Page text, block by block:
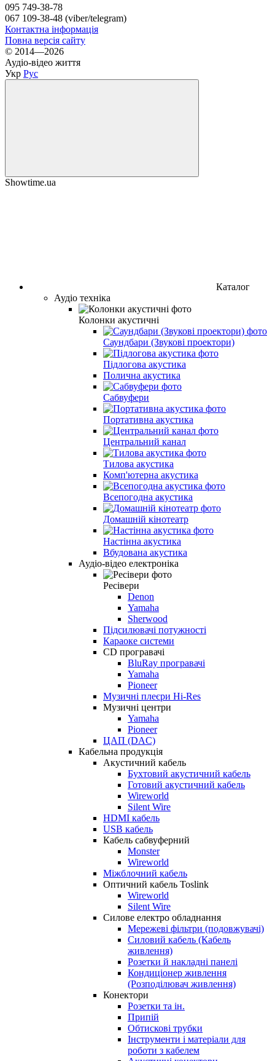
095 749-38-78
067 109-38-48 (viber/telegram)
Контактна інформація
Повна версія сайту
© 2014—2026
Аудіо-відео життя
Укр Рус
Showtime.ua
Каталог
Аудіо техніка
Колонки акустичні
Саундбари (Звукові проектори)
Підлогова акустика
Полична акустика
Сабвуфери
Портативна акустика
Центральний канал
Тилова акустика
Комп'ютерна акустика
Всепогодна акустика
Домашній кінотеатр
Настінна акустика
Вбудована акустика
Аудіо-відео електроніка
Ресівери
Denon
Yamaha
Sherwood
Підсилювачі потужності
Караоке системи
CD програвачі
BluRay програвачі
Yamaha
Pioneer
Музичні плеєри Hi-Res
Музичні центри
Yamaha
Pioneer
ЦАП (DAC)
Кабельна продукція
Акустичний кабель
Бухтовий акустичний кабель
Готовий акустичний кабель
Wireworld
Silent Wire
HDMI кабель
USB кабель
Кабель сабвуферний
Monster
Wireworld
Міжблочний кабель
Оптичний кабель Toslink
Wireworld
Silent Wire
Силове електро обладнання
Мережеві фільтри (подовжувачі)
Силовий кабель (Кабель
живлення)
Розетки й накладні панелі
Кондиціонер живлення
(Розподілювач живлення)
Конектори
Розетки та ін.
Припій
Обтискові трубки
Інструменти і матеріали для
роботи з кабелем